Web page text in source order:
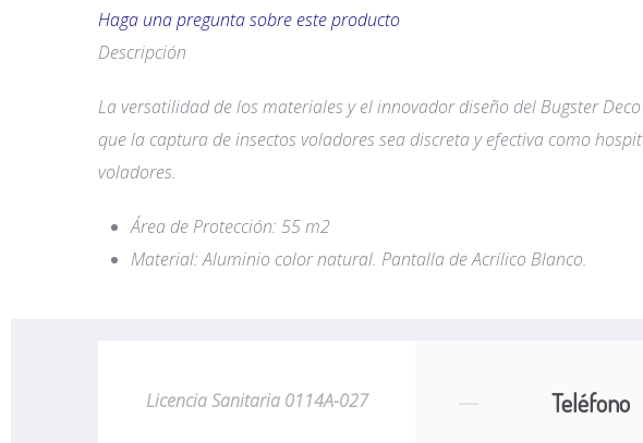
Haga una pregunta sobre este producto
Descripción
La versatilidad de los materiales y el innovador diseño del Bugster
que la captura de insectos voladores sea discreta y efectiva como
voladores.
Área de Protección: 55 m2
Material: Aluminio color natural. Pantalla de Acrílico Blanco.
Licencia Sanitaria 0114A-027 Teléfono